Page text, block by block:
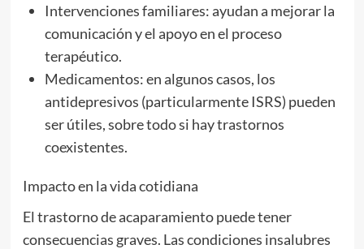
Intervenciones familiares: ayudan a mejorar la
comunicación y el apoyo en el proceso
terapéutico.
Medicamentos: en algunos casos, los
antidepresivos (particularmente ISRS) pueden
ser útiles, sobre todo si hay trastornos
coexistentes.
Impacto en la vida cotidiana
El trastorno de acaparamiento puede tener
consecuencias graves. Las condiciones insalubres